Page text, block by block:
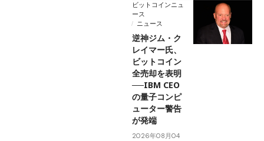
ビットコインニュ
ース
ニュース
逆神ジム・ク
レイマー氏、
ビットコイン
全売却を表明
──IBM CEO
の量子コンピ
ューター警告
が発端
2026年08月04